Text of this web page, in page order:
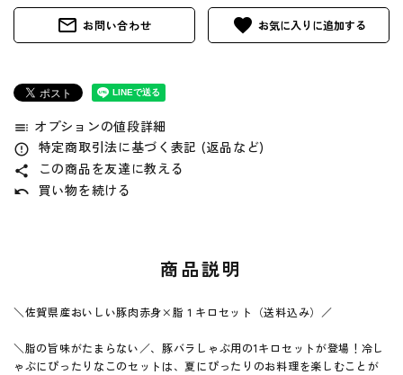
会社概要
ご利用ガイド
プライバシーポリシー
card_giftcard
mail_outline お問い合わせ favorite
toc オプションの値段詳細
error_outline 特定商取引法に基づく表記 (返品など)
share この商品を友達に教える
undo 買い物を続ける
商品説明
＼佐賀県産おいしい豚肉赤身×脂１キロセット（送料込み）／
＼脂の旨味がたまらない／、豚バラしゃぶ用の1キロセットが登場！冷し
ゃぶにぴったりなこのセットは、夏にぴったりのお料理を楽しむことが